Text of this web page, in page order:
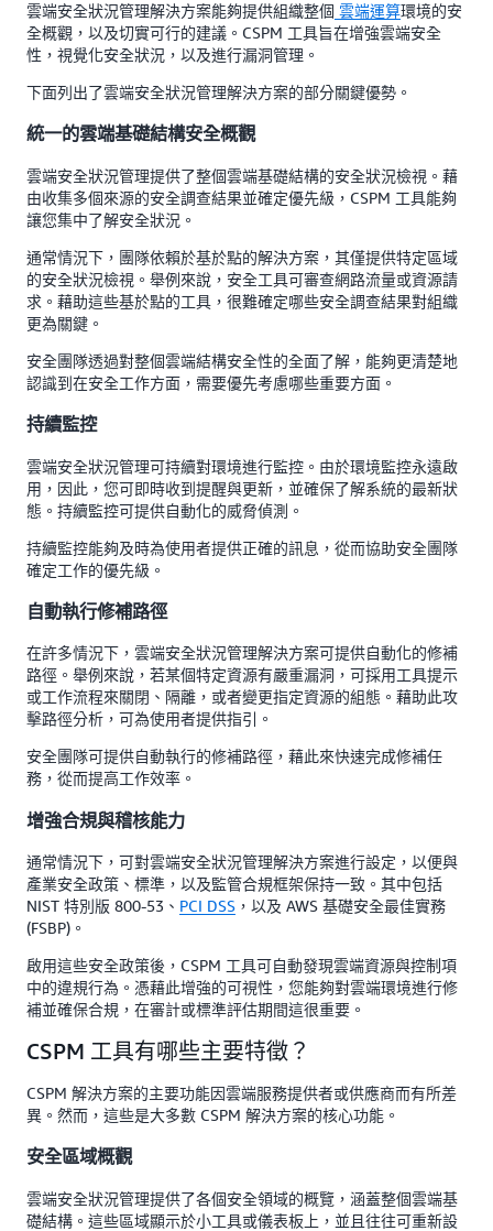
雲端安全狀況管理解決方案能夠提供組織整個 雲端運算環境的安
全概觀，以及切實可行的建議。CSPM 工具旨在增強雲端安全
性，視覺化安全狀況，以及進行漏洞管理。
下面列出了雲端安全狀況管理解決方案的部分關鍵優勢。
統一的雲端基礎結構安全概觀
雲端安全狀況管理提供了整個雲端基礎結構的安全狀況檢視。藉
由收集多個來源的安全調查結果並確定優先級，CSPM 工具能夠
讓您集中了解安全狀況。
通常情況下，團隊依賴於基於點的解決方案，其僅提供特定區域
的安全狀況檢視。舉例來說，安全工具可審查網路流量或資源請
求。藉助這些基於點的工具，很難確定哪些安全調查結果對組織
更為關鍵。
安全團隊透過對整個雲端結構安全性的全面了解，能夠更清楚地
認識到在安全工作方面，需要優先考慮哪些重要方面。
持續監控
雲端安全狀況管理可持續對環境進行監控。由於環境監控永遠啟
用，因此，您可即時收到提醒與更新，並確保了解系統的最新狀
態。持續監控可提供自動化的威脅偵測。
持續監控能夠及時為使用者提供正確的訊息，從而協助安全團隊
確定工作的優先級。
自動執行修補路徑
在許多情況下，雲端安全狀況管理解決方案可提供自動化的修補
路徑。舉例來說，若某個特定資源有嚴重漏洞，可採用工具提示
或工作流程來關閉、隔離，或者變更指定資源的組態。藉助此攻
擊路徑分析，可為使用者提供指引。
安全團隊可提供自動執行的修補路徑，藉此來快速完成修補任
務，從而提高工作效率。
增強合規與稽核能力
通常情況下，可對雲端安全狀況管理解決方案進行設定，以便與
產業安全政策、標準，以及監管合規框架保持一致。其中包括
NIST 特別版 800-53、 PCI DSS ，以及 AWS 基礎安全最佳實務
(FSBP)。
啟用這些安全政策後，CSPM 工具可自動發現雲端資源與控制項
中的違規行為。憑藉此增強的可視性，您能夠對雲端環境進行修
補並確保合規，在審計或標準評估期間這很重要。
CSPM 工具有哪些主要特徵？
CSPM 解決方案的主要功能因雲端服務提供者或供應商而有所差
異。然而，這些是大多數 CSPM 解決方案的核心功能。
安全區域概觀
雲端安全狀況管理提供了各個安全領域的概覽，涵蓋整個雲端基
礎結構。這些區域顯示於小工具或儀表板上，並且往往可重新設